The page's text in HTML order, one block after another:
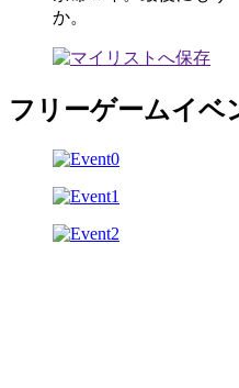
か。
フリーゲームイベ